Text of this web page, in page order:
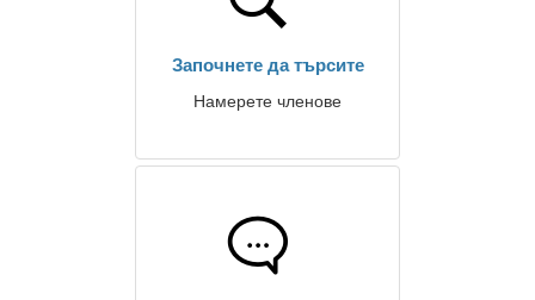
Започнете да търсите
Намерете членове